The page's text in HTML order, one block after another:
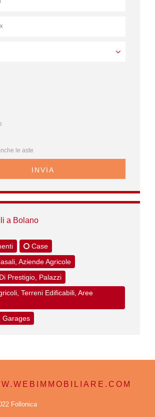
le aste
INVIA
a Bolano
Case
Aziende Agricole
Prestigio, Palazzi
Terreni Edificabili, Aree
Garages
Follonica